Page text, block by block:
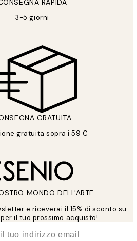
RAPIDA
3-5 giorni
GRATUITA
gratuita sopra i 59 €
MONDO DELL'ARTE
e riceverai il 15% di sconto su
il tuo prossimo acquisto!